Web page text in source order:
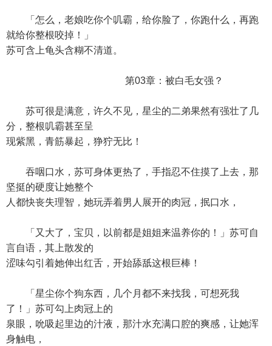
「怎么，老娘吃你个叽霸，给你脸了，你跑什么，再跑
就给你整根咬掉！」
苏可含上龟头含糊不清道。
第03章：被白毛女强？
苏可很是满意，许久不见，星尘的二弟果然有强壮了几
分，整根叽霸甚至呈
现紫黑，青筋暴起，狰狞无比！
吞咽口水，苏可身体更热了，手指忍不住摸了上去，那
坚挺的硬度让她整个
人都快丧失理智，她玩弄着男人展开的肉冠，抿口水，
「又大了，宝贝，以前都是姐姐来温养你的！」苏可自
言自语，其上散发的
涩味勾引着她伸出红舌，开始舔舐这根巨棒！
「星尘你个狗东西，几个月都不来找我，可想死我
了！」苏可勾上肉冠上的
泉眼，吮吸起里边的汁液，那汁水充满口腔的爽感，让她浑
身触电，